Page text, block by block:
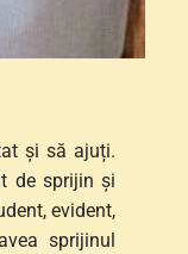
și să ajuți.
de sprijin și
evident,
sprijinul